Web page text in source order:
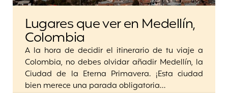
Lugares que ver en Medellín,
Colombia
A la hora de decidir el itinerario de tu viaje a
Colombia, no debes olvidar añadir Medellín, la
Ciudad de la Eterna Primavera. ¡Esta ciudad
bien merece una parada obligatoria…